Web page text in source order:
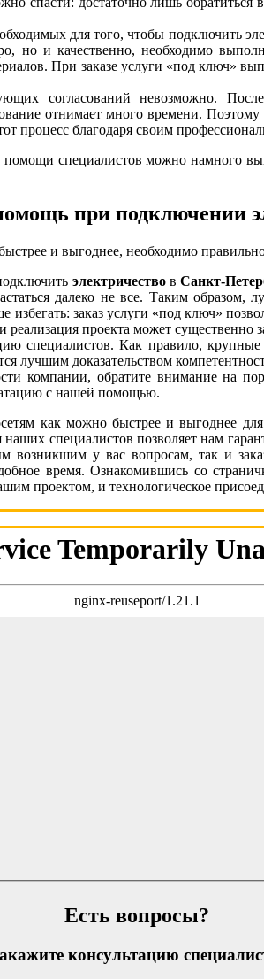
для того, чтобы подключить
но и качественно, необходимо
При заказе услуги «под ключ»
согласований невозможно.
отнимает много времени.
процесс благодаря своим
специалистов можно намного
при подключении
и выгоднее, необходимо
электричество в Санкт-
далеко не все. Таким
заказ услуги «под ключ»
реализация проекта может
специалистов. Как правило,
лучшим доказательством
компании, обратите внимание на
с нашей помощью.
как можно быстрее и выгоднее
специалистов позволяет нам
у вас вопросам, так и
время. Ознакомившись со
проектом, и технологическое
Есть вопросы?
консультацию